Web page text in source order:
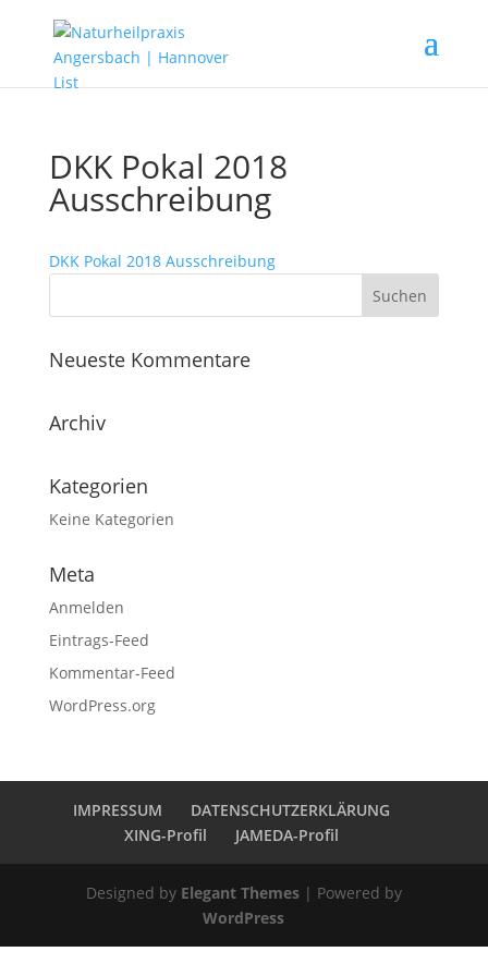
DKK Pokal 2018
Ausschreibung
DKK Pokal 2018 Ausschreibung
Neueste Kommentare
Archiv
Kategorien
Keine Kategorien
Meta
Anmelden
Eintrags-Feed
Kommentar-Feed
WordPress.org
IMPRESSUM
DATENSCHUTZERKLÄRUNG
XING-Profil
JAMEDA-Profil
Designed by Elegant Themes| Powered by
WordPress